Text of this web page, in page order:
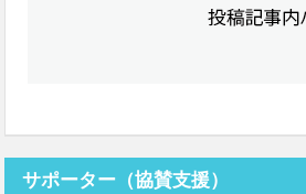
サポーター（協賛支援）